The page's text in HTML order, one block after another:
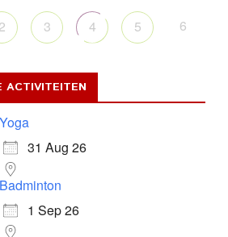
2 3 4 5 6
ACTIVITEITEN
Yoga
31 Aug 26
Badminton
1 Sep 26